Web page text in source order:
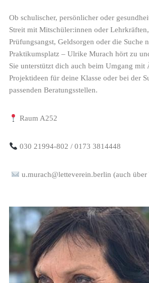
Ob schulischer, persönlicher oder
Streit mit Mitschüler:innen oder Lehrkräften,
Prüfungsangst, Geldsorgen oder die Suche
Praktikumsplatz – Ulrike Murach hört zu
Sie unterstützt dich auch beim Umgang mit
Projektideen für deine Klasse oder bei der
passenden Beratungsstellen.
Raum A252
030 21994-802 / 0173 3814448
u.murach@letteverein.berlin (auch über